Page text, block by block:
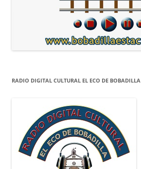
RADIO DIGITAL CULTURAL EL ECO DE BOBADILLA